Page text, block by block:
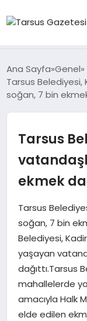
GENEL
SPOR
ASAYIŞ
SIYASET
EKONOMI
MERSIN
EĞITIM
Ana Sayfa Genel
Tarsus
soğan, 7 bin
Tarsus
ekmek
Tarsus
soğan, 7 bin
Belediyesi,
yaşayan
dağıttı.Tarsus
mahallelerde
amacıyla Halk
elde edilen